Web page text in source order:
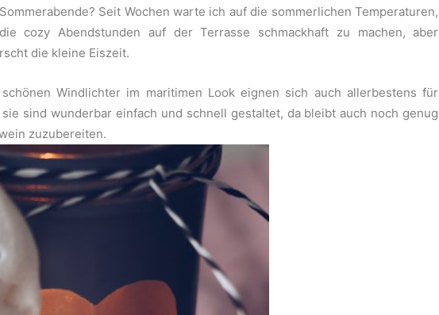
Seit Wochen warte ich auf die sommerlichen Temperaturen,
cozy Abendstunden auf der Terrasse schmackhaft zu machen, aber
die kleine Eiszeit.
Windlichter im maritimen Look eignen sich auch allerbestens für
sind wunderbar einfach und schnell gestaltet, da bleibt auch noch genug
zuzubereiten.